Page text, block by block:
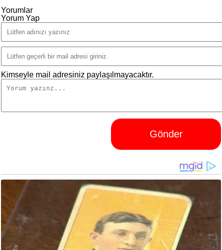
Yorumlar
Yorum Yap
Kimseyle mail adresiniz paylaşılmayacaktır.
Gönder